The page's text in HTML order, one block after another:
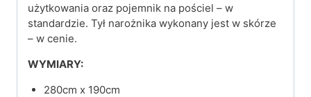
użytkowania oraz pojemnik na pościel – w
standardzie. Tył narożnika wykonany jest w skórze
– w cenie.
WYMIARY:
280cm x 190cm